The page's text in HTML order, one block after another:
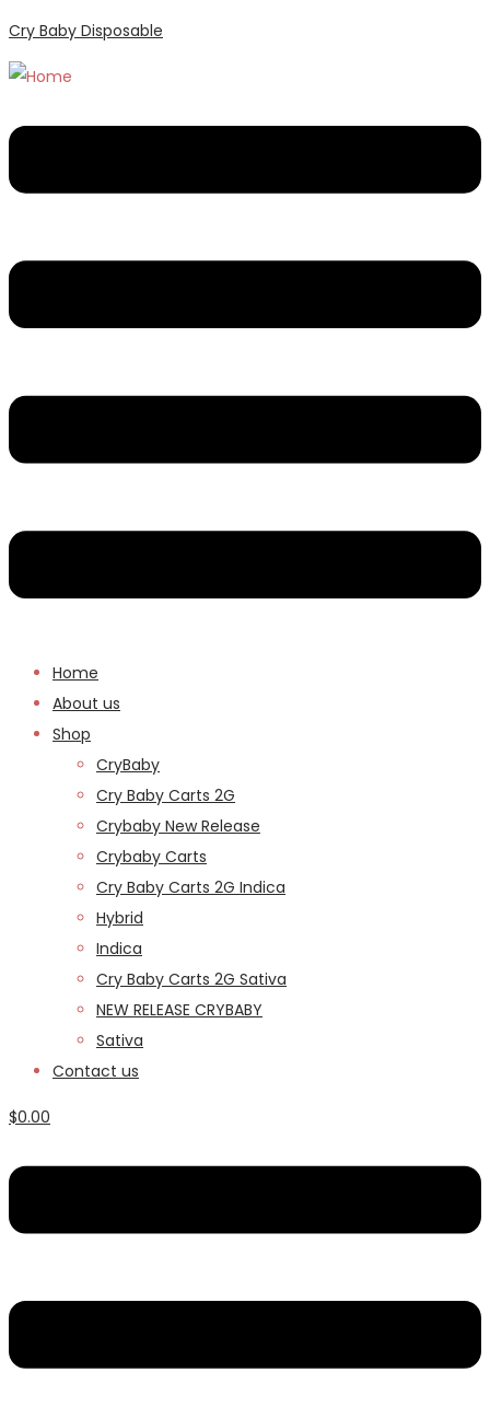
Cry Baby Disposable
Home
About us
Shop
CryBaby
Cry Baby Carts 2G
Crybaby New Release
Crybaby Carts
Cry Baby Carts 2G Indica
Hybrid
Indica
Cry Baby Carts 2G Sativa
NEW RELEASE CRYBABY
Sativa
Contact us
$0.00